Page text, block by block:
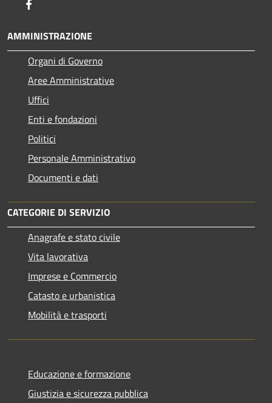
AMMINISTRAZIONE
Organi di Governo
Aree Amministrative
Uffici
Enti e fondazioni
Politici
Personale Amministrativo
Documenti e dati
CATEGORIE DI SERVIZIO
Anagrafe e stato civile
Vita lavorativa
Imprese e Commercio
Catasto e urbanistica
Mobilità e trasporti
Educazione e formazione
Giustizia e sicurezza pubblica